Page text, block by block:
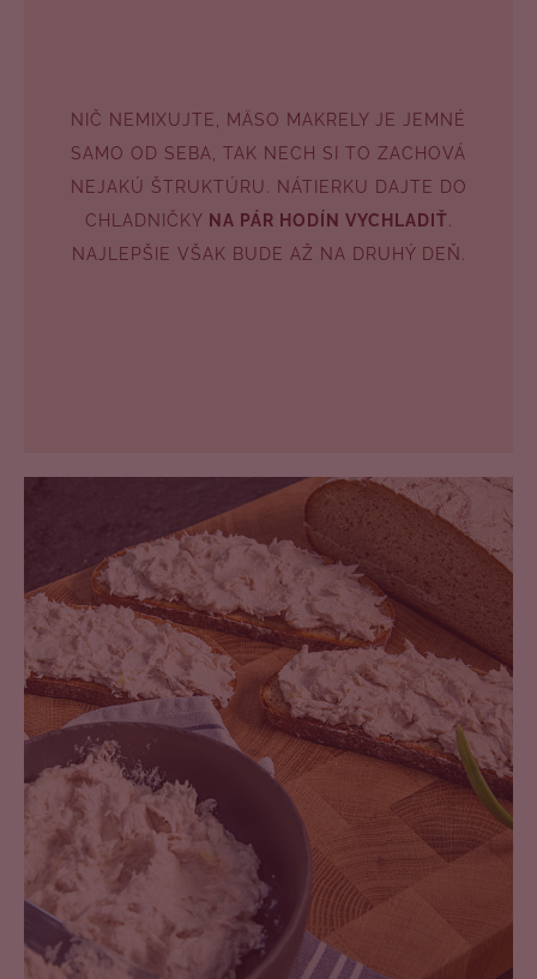
NIČ NEMIXUJTE, MÄSO MAKRELY JE JEMNÉ
SAMO OD SEBA, TAK NECH SI TO ZACHOVÁ
NEJAKÚ ŠTRUKTÚRU. NÁTIERKU DAJTE DO
CHLADNIČKY NA PÁR HODÍN VYCHLADIŤ
NAJLEPŠIE VŠAK BUDE AŽ NA DRUHÝ DEŇ.